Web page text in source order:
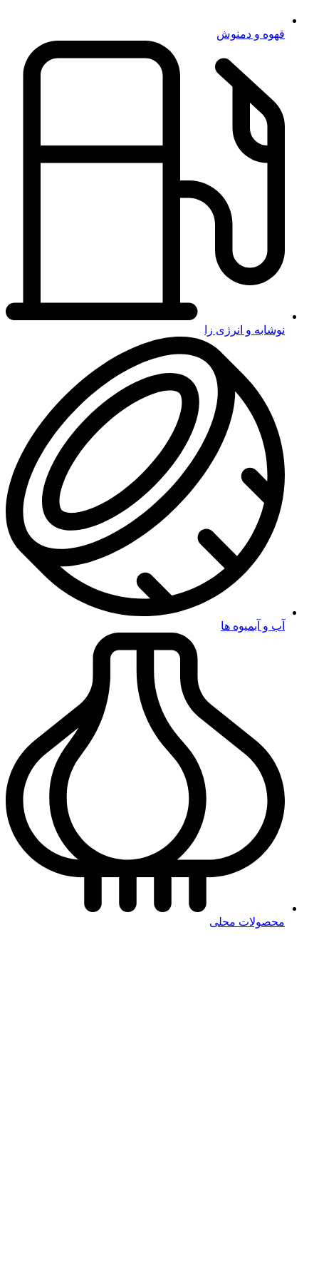
قهوه و دمنوش
نوشابه و انرژی زا
آب و آبمیوه ها
محصولات محلی